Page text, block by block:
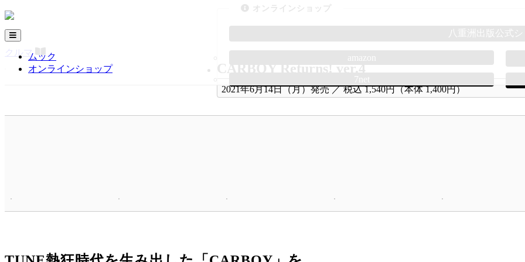
ムック
オンラインショップ
クルマ
CARBOY Returns! ver.4
2021年6月14日（月）発売 税込 1,540円（本体 1,400円）
オンラインショップ
八重洲出版公式シ
amazon
7net